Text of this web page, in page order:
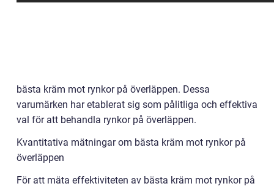
bästa kräm mot rynkor på överläppen. Dessa
varumärken har etablerat sig som pålitliga och effektiva
val för att behandla rynkor på överläppen.
Kvantitativa mätningar om bästa kräm mot rynkor på
överläppen
För att mäta effektiviteten av bästa kräm mot rynkor på